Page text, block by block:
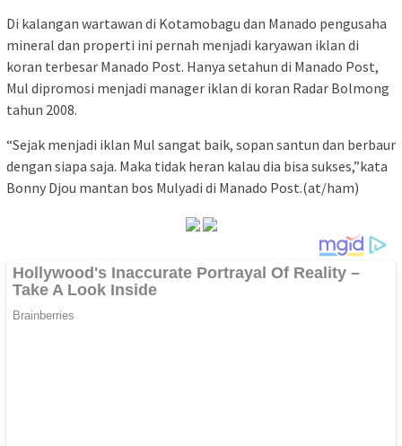
Di kalangan wartawan di Kotamobagu dan Manado pengusaha
mineral dan properti ini pernah menjadi karyawan iklan di
koran terbesar Manado Post. Hanya setahun di Manado Post,
Mul dipromosi menjadi manager iklan di koran Radar Bolmong
tahun 2008.
“Sejak menjadi iklan Mul sangat baik, sopan santun dan berbaur
dengan siapa saja. Maka tidak heran kalau dia bisa sukses,”kata
Bonny Djou mantan bos Mulyadi di Manado Post.(at/ham)